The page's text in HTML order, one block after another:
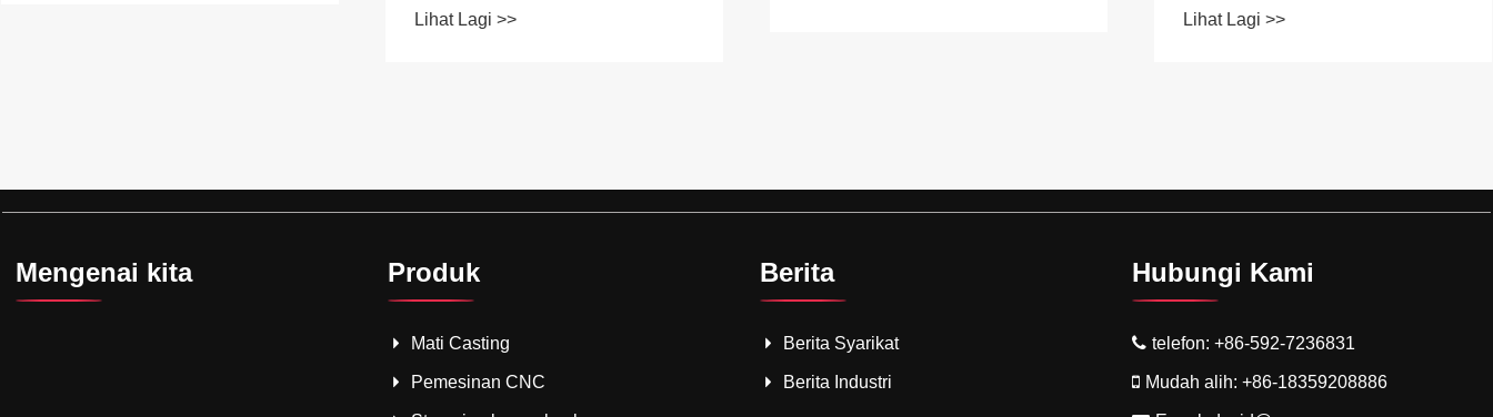
Lihat Lagi >> Lihat Lagi >>
Mengenai kita Produk
Mati Casting
Pemesinan CNC
Berita
Berita Syarikat
Berita Industri
Hubungi Kami
telefon: +86-592-7236831
Mudah alih: +86-18359208886